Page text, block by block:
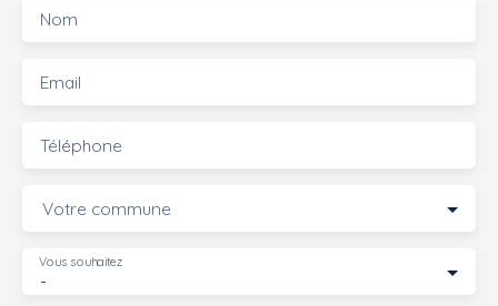
Nom
Email
Téléphone
Votre commune
-
Vous souhaitez